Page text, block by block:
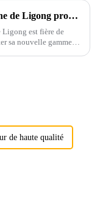
L'usine de Ligong propose des râteaux d'excavatrice de qualité supérieure avec personnalisation et assurance de haute qualité
Ligong est fière de
sa nouvelle gamme
de haute qualité